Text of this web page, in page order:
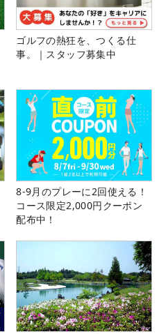
ゴルフの熱狂を、つくる仕
事。｜スタッフ募集中
8-9月のプレーに2回使える！
コース限定2,000円クーポン
配布中！